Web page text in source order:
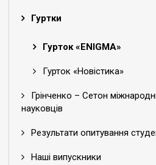
Гуртки
Гурток «ENIGMA»
Гурток «Новістика»
Грінченко – Cетон
науковців
Результати опитування
Наші випускники